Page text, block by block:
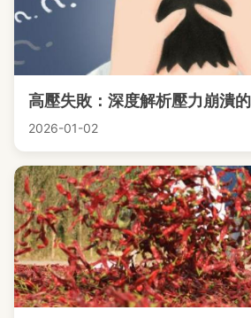
高壓失敗：深度解析壓力崩潰
2026-01-02